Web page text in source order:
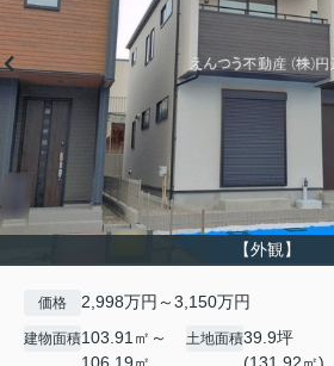
【外観】
価格 2,998万円～3,150万円
建物面積103.91㎡～
土地面積39.9坪